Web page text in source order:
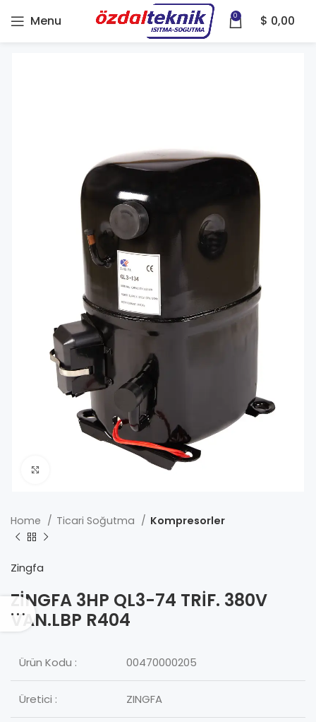
Menu 0 $ 0,00
Home Ticari Soğutma Kompresorler
Zingfa
ZİNGFA 3HP QL3-74 TRİF. 380V
VAN.LBP R404
Ürün Kodu : 00470000205
Üretici : ZINGFA